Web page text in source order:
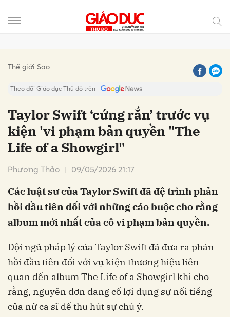
Thế giới Sao
Theo dõi Giáo dục Thủ đô trên
Taylor Swift ‘cứng rắn’ trước vụ
kiện 'vi phạm bản quyền "The
Life of a Showgirl"
Phương Thảo 09/05/2026 21:17
Các luật sư của Taylor Swift đã đệ trình phản
hồi đầu tiên đối với những cáo buộc cho rằng
album mới nhất của cô vi phạm bản quyền.
Đội ngũ pháp lý của Taylor Swift đã đưa ra phản
hồi đầu tiên đối với vụ kiện thương hiệu liên
quan đến album The Life of a Showgirl khi cho
rằng, nguyên đơn đang cố lợi dụng sự nổi tiếng
của nữ ca sĩ để thu hút sự chú ý.
Hủy Gửi